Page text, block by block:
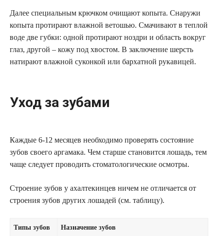
Далее специальным крючком очищают копыта. Снаружи
копыта протирают влажной ветошью. Смачивают в теплой
воде две губки: одной протирают ноздри и область вокруг
глаз, другой – кожу под хвостом. В заключение шерсть
натирают влажной суконкой или бархатной рукавицей.
Уход за зубами
Каждые 6-12 месяцев необходимо проверять состояние
зубов своего аргамака. Чем старше становится лошадь, тем
чаще следует проводить стоматологические осмотры.
Строение зубов у ахалтекинцев ничем не отличается от
строения зубов других лошадей (см. таблицу).
Типы зубов Назначение зубов